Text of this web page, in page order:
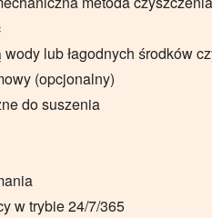
wody lub łagodnych środków
(opcjonalny)
do suszenia
w trybie 24/7/365